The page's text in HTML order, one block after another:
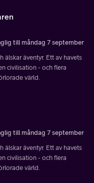
till måndag 7 september
älskar äventyr. Ett av havets
civilisation - och flera
värld.
till måndag 7 september
älskar äventyr. Ett av havets
civilisation - och flera
värld.